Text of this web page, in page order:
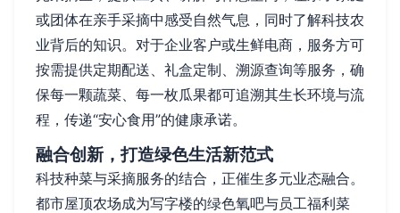
或团体在亲手采摘中感受自然气息，同时了解科技农
业背后的知识。对于企业客户或生鲜电商，服务方可
按需提供定期配送、礼盒定制、溯源查询等服务，确
保每一颗蔬菜、每一枚瓜果都可追溯其生长环境与流
程，传递“安心食用”的健康承诺。
融合创新，打造绿色生活新范式
科技种菜与采摘服务的结合，正催生多元业态融合。
都市屋顶农场成为写字楼的绿色氧吧与员工福利菜